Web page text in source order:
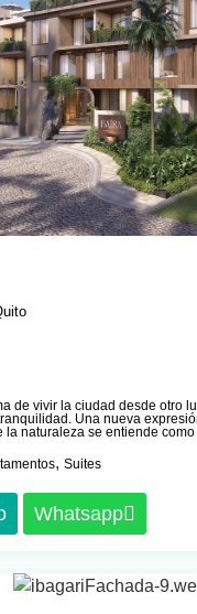
de vivir la ciudad desde otro
Una nueva
la naturaleza se entiende como
, Suites
Whatsapp